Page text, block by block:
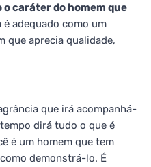
caráter do homem que
é adequado como um
que aprecia qualidade,
que irá acompanhá-
dirá tudo o que é
é um homem que tem
demonstrá-lo. É